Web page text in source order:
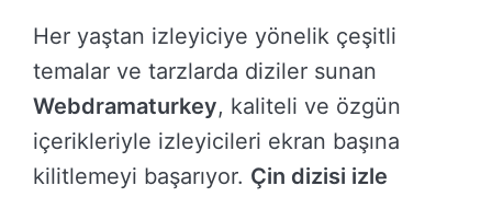
Her yaştan izleyiciye yönelik çeşitli
temalar ve tarzlarda diziler sunan
Webdramaturkey, kaliteli ve özgün
içerikleriyle izleyicileri ekran başına
kilitlemeyi başarıyor. Çin dizisi izle